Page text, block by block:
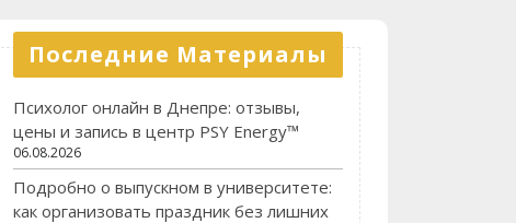
Последние Материалы
Психолог онлайн в Днепре: отзывы,
цены и запись в центр PSY Energy™
06.08.2026
Подробно о выпускном в университете:
как организовать праздник без лишних